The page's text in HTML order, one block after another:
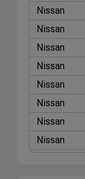
Nissan
Nissan
Nissan
Nissan
Nissan
Nissan
Nissan
Nissan